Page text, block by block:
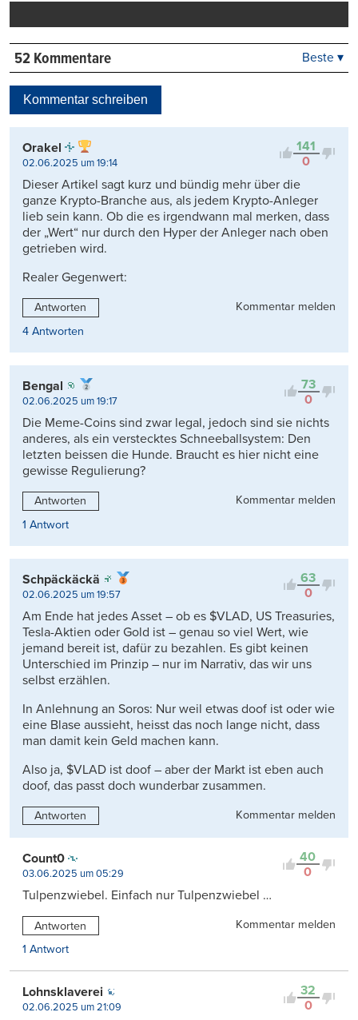
52 Kommentare
Kontrovers
Beste ▾
Kommentar schreiben
141
0
Orakel
02.06.2025 um 19:14
Dieser Artikel sagt kurz und bündig mehr über die
ganze Krypto-Branche aus, als jedem Krypto-Anleger
lieb sein kann. Ob die es irgendwann mal merken, dass
der „Wert“ nur durch den Hyper der Anleger nach oben
getrieben wird.
Realer Gegenwert:
Antworten
Kommentar melden
4 Antworten
73
0
Bengal
02.06.2025 um 19:17
Die Meme-Coins sind zwar legal, jedoch sind sie nichts
anderes, als ein verstecktes Schneeballsystem: Den
letzten beissen die Hunde. Braucht es hier nicht eine
gewisse Regulierung?
Antworten
Kommentar melden
1 Antwort
63
0
Schpäckäckä
02.06.2025 um 19:57
Am Ende hat jedes Asset – ob es $VLAD, US Treasuries,
Tesla-Aktien oder Gold ist – genau so viel Wert, wie
jemand bereit ist, dafür zu bezahlen. Es gibt keinen
Unterschied im Prinzip – nur im Narrativ, das wir uns
selbst erzählen.
In Anlehnung an Soros: Nur weil etwas doof ist oder wie
eine Blase aussieht, heisst das noch lange nicht, dass
man damit kein Geld machen kann.
Also ja, $VLAD ist doof – aber der Markt ist eben auch
doof, das passt doch wunderbar zusammen.
Antworten Kommentar melden
40
0
Count0
03.06.2025 um 05:29
Tulpenzwiebel. Einfach nur Tulpenzwiebel …
Antworten
Kommentar melden
1 Antwort
32
0
Lohnsklaverei
02.06.2025 um 21:09